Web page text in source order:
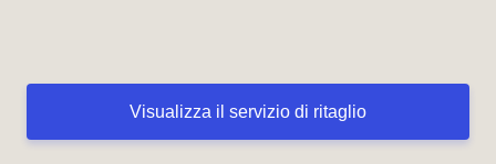
Visualizza il servizio di ritaglio